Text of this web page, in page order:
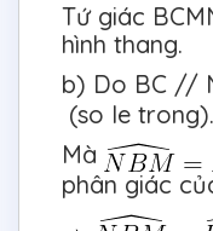
Tứ giác
hình thang.
b) Do BC //
(so le trong).
Mà
phân giác